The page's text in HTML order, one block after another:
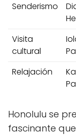
Senderismo
Visita⁢
cultural
Relajación
Honolulu se
fascinante